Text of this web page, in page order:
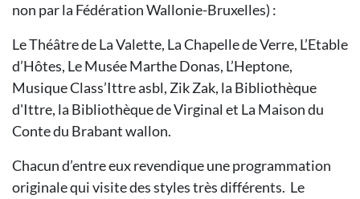
non par la Fédération Wallonie-Bruxelles) :
Le Théâtre de La Valette, La Chapelle de Verre, L’Etable
d’Hôtes, Le Musée Marthe Donas, L’Heptone,
Musique Class’Ittre asbl, Zik Zak, la Bibliothèque
d'Ittre, la Bibliothèque de Virginal et La Maison du
Conte du Brabant wallon.
Chacun d’entre eux revendique une programmation
originale qui visite des styles très différents. Le